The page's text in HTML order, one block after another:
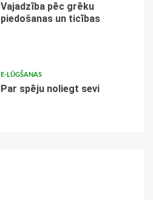
Vajadzība pēc grēku
piedošanas un ticības
E-LŪGŠANAS
Par spēju noliegt sevi